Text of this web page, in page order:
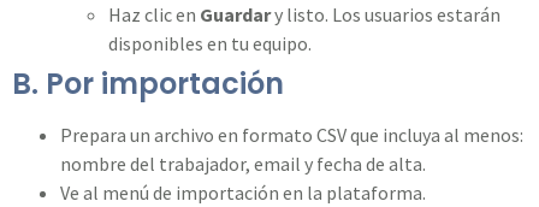
Haz clic en Guardary listo. Los usuarios estarán
disponibles en tu equipo.
B. Por importación
Prepara un archivo en formato CSV que incluya al menos:
nombre del trabajador, email y fecha de alta.
Ve al menú de importación en la plataforma.